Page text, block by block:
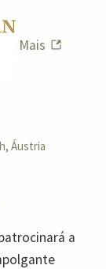
Mais
Áustria
a